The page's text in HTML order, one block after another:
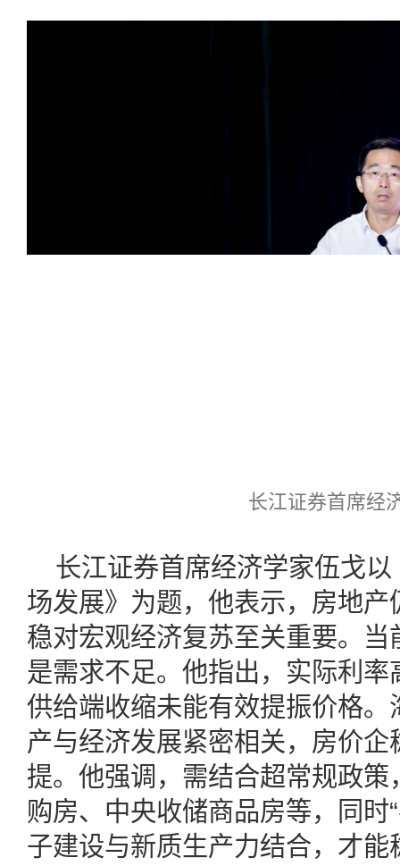
长江证券首席经
长江证券首席经济学家伍戈
场发展》为题，他表示，房地
稳对宏观经济复苏至关重要。
是需求不足。他指出，实际利
供给端收缩未能有效提振价格
产与经济发展紧密相关，房价
提。他强调，需结合超常规政
购房、中央收储商品房等，同时
子建设与新质生产力结合，才